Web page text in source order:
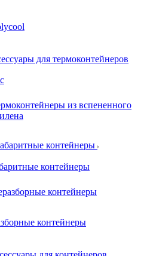
для термоконтейнеров
из вспененного
контейнеры
контейнеры
контейнеры
контейнеры